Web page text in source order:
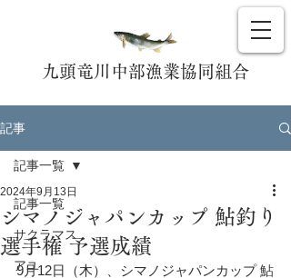
九頭竜川中部漁業協同組合
記事
記事一覧
サクラマス
アユ
記事一覧
シマノジャパンカップ 鮎釣り
選手権 予選成績
2024年9月13日
9月12日（木）、シマノジャパンカップ 鮎